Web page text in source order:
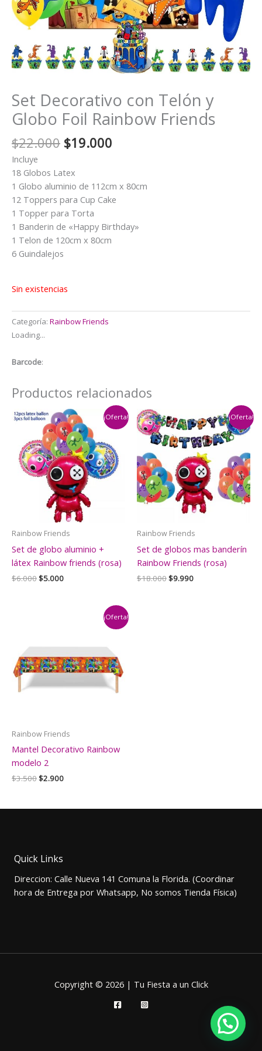
Set Decorativo con Telón y
Globo Foil Rainbow Friends
$22.000 El
original
era:
$22.000.
$19.000
es:
$19.000.
Incluye
18 Globos Latex
1 Globo aluminio de 112cm x 80cm
12 Toppers para Cup Cake
1 Topper para Torta
1 Banderin de «Happy Birthday»
1 Telon de 120cm x 80cm
6 Guindalejos
Sin existencias
Categoría: Rainbow Friends
Loading...
Barcode:
Productos relacionados
¡Oferta!
Rainbow Friends
Set de globo aluminio +
látex Rainbow friends (rosa)
$6.000El
$5.000El
¡Oferta!
Rainbow Friends
Set de globos mas banderín
Rainbow Friends (rosa)
$18.000El
$9.990El
¡Oferta!
Rainbow Friends
Mantel Decorativo Rainbow
modelo 2
$3.500El
era:
$2.900El
es:
Quick Links
Direccion: Calle Nueva 141 Comuna la Florida. (Coordinar
hora de Entrega por Whatsapp, No somos Tienda Física)
Copyright © 2026 | Tu Fiesta a un Click